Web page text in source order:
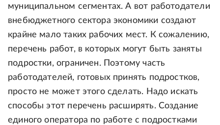
муниципальном сегментах. А вот работодатели
внебюджетного сектора экономики создают
крайне мало таких рабочих мест. К сожалению,
перечень работ, в которых могут быть заняты
подростки, ограничен. Поэтому часть
работодателей, готовых принять подростков,
просто не может этого сделать. Надо искать
способы этот перечень расширять. Создание
единого оператора по работе с подростками